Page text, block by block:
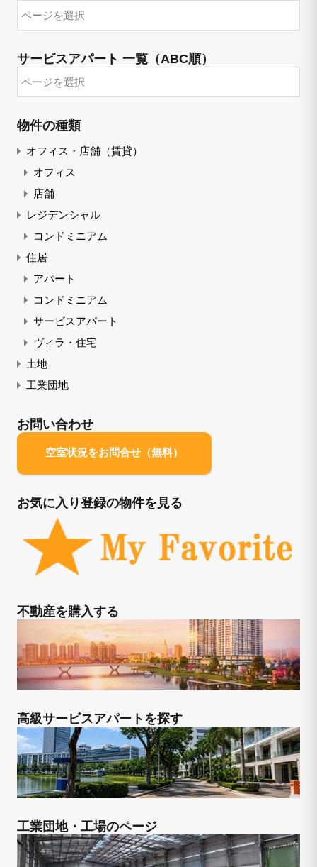
サービスアパート 一覧（ABC順）
物件の種類
オフィス・店舗（賃貸）
オフィス
店舗
レジデンシャル
コンドミニアム
住居
アパート
コンドミニアム
サービスアパート
ヴィラ・住宅
土地
工業団地
お問い合わせ
空室状況をお問合せ（無料）
お気に入り登録の物件を見る
不動産を購入する
高級サービスアパートを探す
工業団地・工場のページ